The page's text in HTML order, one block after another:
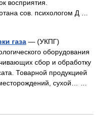
восприятия.
сов. психологом Д …
газа — (УКПГ)
оборудования
сбор и обработку
Товарной продукцией
сухой… …